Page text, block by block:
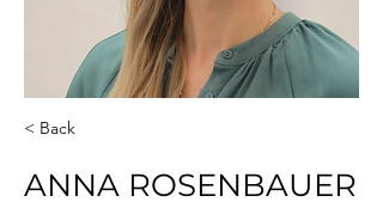
< Back
ANNA ROSENBAUER